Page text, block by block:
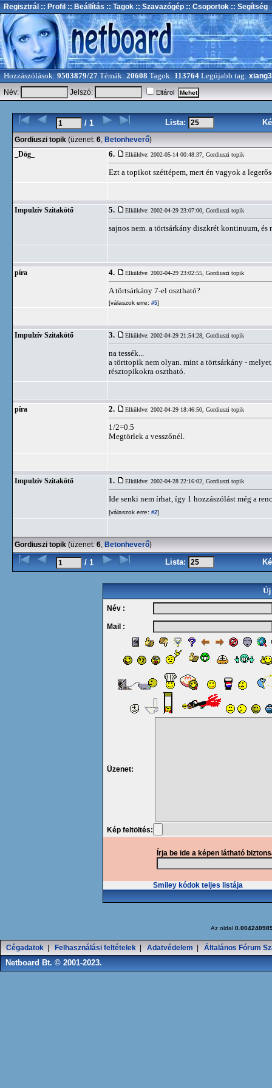
Regisztrál :: Profil :: Beállítás :: Tagok :: Szavazógép :: Csoportok :: Segítség
Hozzászólások: 9503879/27 Témák: 20608 Tagok: 113764 Legújabb tag:
Név:
Jelszó: Eltárol
/ 1 Lista:
Gordiuszi topik (üzenet: 6, Betonheverő)
_Dög_ 6. Elküldve: 2002-05-14 00:48:37, Gordiuszi topik
Ezt a topikot széttépem, mert én vagyok a
Impulzív Szitakötő 5. Elküldve: 2002-04-29 23:07:00, Gordiuszi topik
sajnos nem. a törtsárkány diszkrét kontinuum,
píra 4. Elküldve: 2002-04-29 23:02:55, Gordiuszi topik
A törtsárkány 7-el osztható?
[válaszok erre: #5]
Impulzív Szitakötő 3. Elküldve: 2002-04-29 21:54:28, Gordiuszi topik
na tessék...
a törttopik nem olyan. mint a törtsárkány -
résztopikokra osztható.
píra 2. Elküldve: 2002-04-29 18:46:50, Gordiuszi topik
1/2=0.5
Megtörlek a vesszőnél.
Impulzív Szitakötő 1. Elküldve: 2002-04-28 22:16:02, Gordiuszi topik
Ide senki nem írhat, így 1 hozzászólást még a
[válaszok erre: #2]
Gordiuszi topik (üzenet: 6, Betonheverő)
/ 1 Lista:
Új
Név :
Mail :
Üzenet:
Kép feltöltés:
Írja be ide a képen látható
Smiley kódok teljes listája
Az oldal
Cégadatok Felhasználási feltételek Adatvédelem Általános Fórum
Netboard Bt. © 2001-2023.